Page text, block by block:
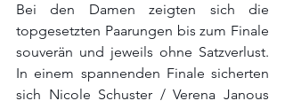
Bei den Damen zeigten sich die
topgesetzten Paarungen bis zum Finale
souverän und jeweils ohne Satzverlust.
In einem spannenden Finale sicherten
sich Nicole Schuster / Verena Janous